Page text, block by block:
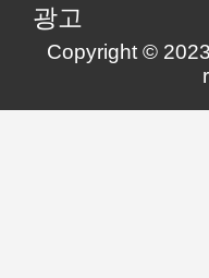
광고
Copyright ©